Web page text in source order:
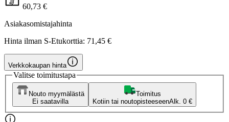
60,73 €
Asiakasomistajahinta
Hinta ilman S-Etukorttia: 71,45 €
Verkkokaupan hinta
Valitse toimitustapa
Nouto myymälästä
Ei saatavilla
Toimitus
Kotiin tai noutopisteeseenAlk. 0 €